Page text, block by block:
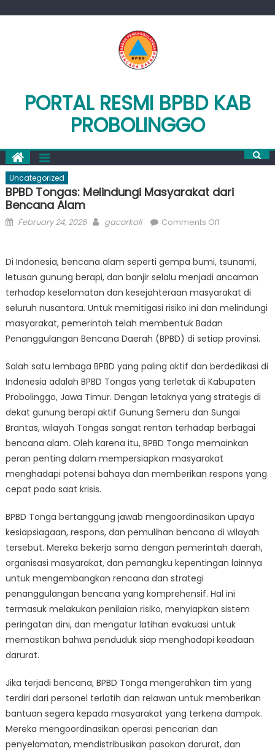
PORTAL RESMI BPBD KAB
PROBOLINGGO
Uncategorized
BPBD Tongas: Melindungi Masyarakat dari
Bencana Alam
Posted
February 24, 2026 Author
gacorkali Comments Offon
Melindungi
Masyarakat
dari
Bencana
Alam
Di Indonesia, bencana alam seperti gempa bumi, tsunami,
letusan gunung berapi, dan banjir selalu menjadi ancaman
terhadap keselamatan dan kesejahteraan masyarakat di
seluruh nusantara. Untuk memitigasi risiko ini dan melindungi
masyarakat, pemerintah telah membentuk Badan
Penanggulangan Bencana Daerah (BPBD) di setiap provinsi.
Salah satu lembaga BPBD yang paling aktif dan berdedikasi di
Indonesia adalah BPBD Tongas yang terletak di Kabupaten
Probolinggo, Jawa Timur. Dengan letaknya yang strategis di
dekat gunung berapi aktif Gunung Semeru dan Sungai
Brantas, wilayah Tongas sangat rentan terhadap berbagai
bencana alam. Oleh karena itu, BPBD Tonga memainkan
peran penting dalam mempersiapkan masyarakat
menghadapi potensi bahaya dan memberikan respons yang
cepat pada saat krisis.
BPBD Tonga bertanggung jawab mengoordinasikan upaya
kesiapsiagaan, respons, dan pemulihan bencana di wilayah
tersebut. Mereka bekerja sama dengan pemerintah daerah,
organisasi masyarakat, dan pemangku kepentingan lainnya
untuk mengembangkan rencana dan strategi
penanggulangan bencana yang komprehensif. Hal ini
termasuk melakukan penilaian risiko, menyiapkan sistem
peringatan dini, dan mengatur latihan evakuasi untuk
memastikan bahwa penduduk siap menghadapi keadaan
darurat.
Jika terjadi bencana, BPBD Tonga mengerahkan tim yang
terdiri dari personel terlatih dan relawan untuk memberikan
bantuan segera kepada masyarakat yang terkena dampak.
Mereka mengoordinasikan operasi pencarian dan
penyelamatan, mendistribusikan pasokan darurat, dan